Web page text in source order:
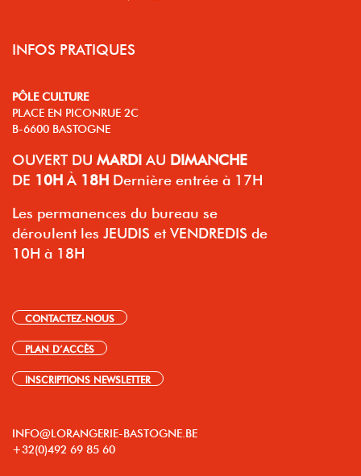
INFOS PRATIQUES
PÔLE CULTURE
PLACE EN PICONRUE 2C
B-6600 BASTOGNE
OUVERT DU MARDI AU DIMANCHE
DE 10H À 18H Dernière entrée à 17H
Les permanences du bureau se
déroulent les JEUDIS et VENDREDIS de
10H à 18H
CONTACTEZ-NOUS
PLAN D’ACCÈS
INSCRIPTIONS NEWSLETTER
INFO@LORANGERIE-BASTOGNE.BE
+32(0)492 69 85 60